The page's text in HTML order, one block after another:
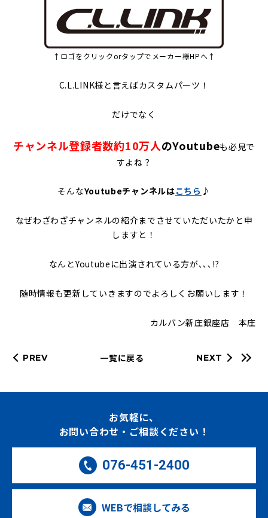
↑ロゴをクリックorタップでメーカー様HPへ↑
C.L.LINK様と言えばカスタムパーツ！
だけでなく
チャンネル登録者数約10万人のYoutubeも必見で
すよね？
そんなYoutubeチャンネルはこちら ♪
なぜわざわざチャンネルの紹介までさせていただいたかと申
しますと！
なんとYoutubeに出演されている方が､､､!?
随時情報も更新していきますのでよろしくお願いします！
カルバン新庄銀座店 本庄
PREV 一覧に戻る NEXT
お気軽に、
お問い合わせ・ご相談ください！
076-451-2400
WEBで相談してみる